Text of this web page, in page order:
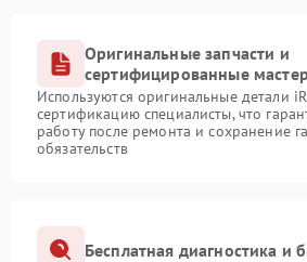
Оригинальные запчасти и
сертифицированные
Используются оригинальные детали
сертификацию специалисты, что
работу после ремонта и сохранение
обязательств
Бесплатная диагностика и